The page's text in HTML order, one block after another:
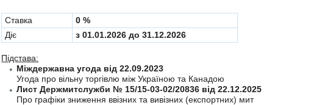
Cтавка
0 %
Діє
з 01.01.2026 до 31.12.2026
Підстава:
Міждержавна угода від 22.09.2023
Угода про вiльну торгiвлю мiж Україною та Канадою
Лист Держмитслужби № 15/15-03-02/20836 від 22.12.2025
Про графiки зниження ввiзних та вивiзних (експортних) мит